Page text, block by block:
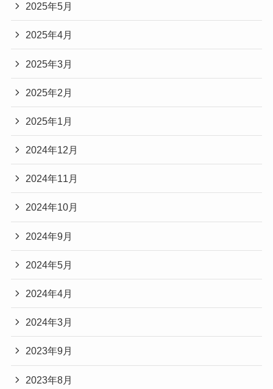
2025年5月
2025年4月
2025年3月
2025年2月
2025年1月
2024年12月
2024年11月
2024年10月
2024年9月
2024年5月
2024年4月
2024年3月
2023年9月
2023年8月